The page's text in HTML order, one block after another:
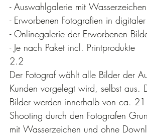
- Auswahlgalerie mit
- Erworbenen Fotografien in
- Onlinegalerie der Erworbenen
- Je nach Paket incl. Printprodukte
2.2
Der Fotograf wählt alle Bilder der
Kunden vorgelegt wird, selbst aus.
Bilder werden innerhalb von ca. 21
Shooting durch den Fotografen
mit Wasserzeichen und ohne